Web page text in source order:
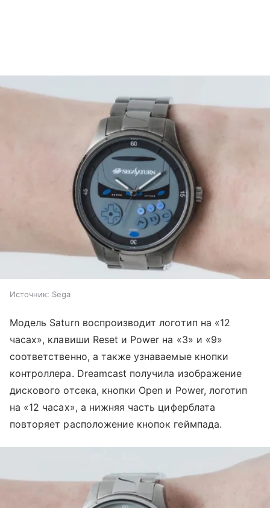
Источник: Sega
Модель Saturn воспроизводит логотип на «12
часах», клавиши Reset и Power на «3» и «9»
соответственно, а также узнаваемые кнопки
контроллера. Dreamcast получила изображение
дискового отсека, кнопки Open и Power, логотип
на «12 часах», а нижняя часть циферблата
повторяет расположение кнопок геймпада.